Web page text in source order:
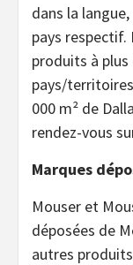
dans la
pays respectif.
produits à plus
pays/
000 m² de
rendez-vous
Marques
Mouser et
déposées de
autres